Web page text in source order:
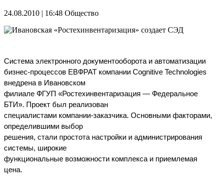
24.08.2010 | 16:48 Общество
Система электронного документооборота и автоматизации
бизнес-процессов ЕВФРАТ компании Cognitive Technologies
внедрена в Ивановском
филиале ФГУП «Ростехинвентаризация — Федеральное
БТИ». Проект был реализован
специалистами компании-заказчика. Основными факторами,
определившими выбор
решения, стали простота настройки и администрирования
системы, широкие
функциональные возможности комплекса и приемлемая
цена.